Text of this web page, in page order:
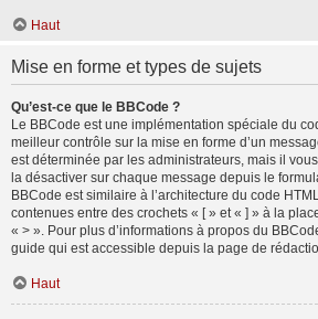
Haut
Mise en forme et types de sujets
Qu’est-ce que le BBCode ?
Le BBCode est une implémentation spéciale du
meilleur contrôle sur la mise en forme d’un
est déterminée par les administrateurs, mais il
la désactiver sur chaque message depuis le
BBCode est similaire à l’architecture du code
contenues entre des crochets « [ » et « ] » à la
« > ». Pour plus d’informations à propos du
guide qui est accessible depuis la page de
Haut